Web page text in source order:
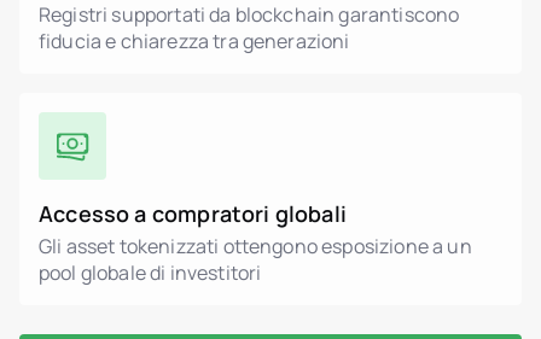
Registri supportati da blockchain garantiscono
fiducia e chiarezza tra generazioni
Accesso a compratori globali
Gli asset tokenizzati ottengono esposizione a un
pool globale di investitori